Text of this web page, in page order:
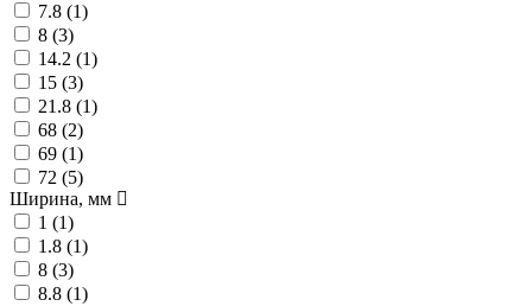
7.8 (1)
8 (3)
14.2 (1)
15 (3)
21.8 (1)
68 (2)
69 (1)
72 (5)
Ширина, мм
1 (1)
1.8 (1)
8 (3)
8.8 (1)